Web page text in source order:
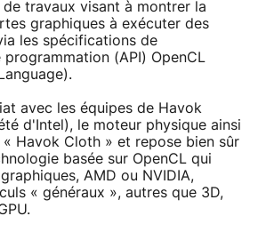
travaux visant à montrer la
graphiques à exécuter des
les spécifications de
programmation (API) OpenCL
avec les équipes de Havok
d'Intel), le moteur physique ainsi
Havok Cloth » et repose bien sûr
basée sur OpenCL qui
AMD ou NVIDIA,
« généraux », autres que 3D,